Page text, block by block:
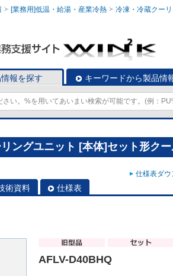
[業務用]低温・給湯・産業冷熱 冷凍・冷蔵クー
報を探す キーワードから製品情
ングユニット [本体]セット形ク
仕様表ダ
術資料 仕様表
AFLV-D40BHQ